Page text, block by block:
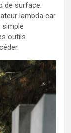
de surface.
lambda car
simple
outils